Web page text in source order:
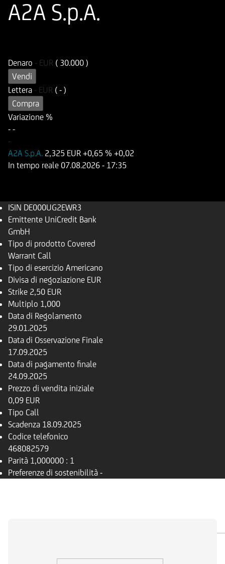
A2A S.p.A.
Denaro - EUR ( 30.000 )
Vendi
Lettera - EUR ( - )
Compra
Variazione %
- -
-
A2A S.p.A. 2,325 EUR +0,65 % +0,02
In tempo reale 07.08.2026 - 17:35
ISIN DE000UG2EWR3
Emittente UniCredit Bank
GmbH
Tipo di prodotto Covered
Warrant Call
Tipo di esercizio Americano
Divisa di negoziazione EUR
Strike 2,50 EUR
Multiplo 1,000
Data di Regolamento
29.01.2025
Data di Osservazione Finale
17.09.2025
Data di pagamento finale
24.09.2025
Prezzo di vendita iniziale
0,09 EUR
Tipo Call
Scadenza 18.09.2025
Codice telefonico
468082579
Parità 1,000000 : 1
Preferenze di sostenibilità -